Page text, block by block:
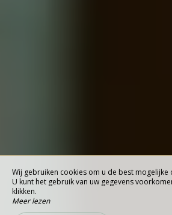
Wij gebruiken cookies om u de best mogelijke
U kunt het gebruik van uw gegevens
klikken.
Meer lezen